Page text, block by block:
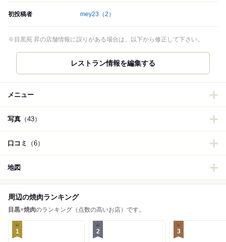
初投稿者 mey23 （2）
※目黒苑 昇の店舗情報に誤りがある場合は、以下から修正して下さい。
レストラン情報を編集する
メニュー
写真 （43）
口コミ （6）
地図
周辺の焼肉ランキング
目黒×焼肉のランキング（点数の高いお店）です。
1 2 3